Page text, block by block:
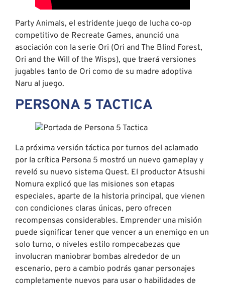
Party Animals, el estridente juego de lucha co-op
competitivo de Recreate Games, anunció una
asociación con la serie Ori (Ori and The Blind Forest,
Ori and the Will of the Wisps), que traerá versiones
jugables tanto de Ori como de su madre adoptiva
Naru al juego.
PERSONA 5 TACTICA
La próxima versión táctica por turnos del aclamado
por la crítica Persona 5 mostró un nuevo gameplay y
reveló su nuevo sistema Quest. El productor Atsushi
Nomura explicó que las misiones son etapas
especiales, aparte de la historia principal, que vienen
con condiciones claras únicas, pero ofrecen
recompensas considerables. Emprender una misión
puede significar tener que vencer a un enemigo en un
solo turno, o niveles estilo rompecabezas que
involucran maniobrar bombas alrededor de un
escenario, pero a cambio podrás ganar personajes
completamente nuevos para usar o habilidades de